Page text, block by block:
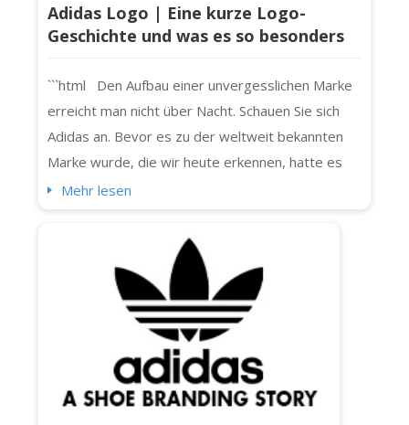
Adidas Logo | Eine kurze Logo-
Geschichte und was es so besonders
macht
```html Den Aufbau einer unvergesslichen Marke
erreicht man nicht über Nacht. Schauen Sie sich
Adidas an. Bevor es zu der weltweit bekannten
Marke wurde, die wir heute erkennen, hatte es
bescheidene Anfänge und eine bunte Geschichte.
(ja, mehr als eins). Und wenn Sie sich jemals
gefragt haben, wie es sich im Laufe der Zeit
verändert hat, lesen Sie diesen A...
Mehr lesen